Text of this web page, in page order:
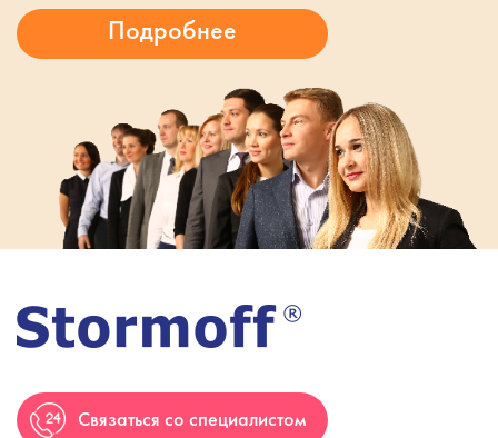
Связаться со специалистом